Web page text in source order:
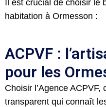
Il est crucial de choisir
habitation à Ormesson :
ACPVF :
pour les
Choisir l’Agence ACPVF,
transparent qui connaît